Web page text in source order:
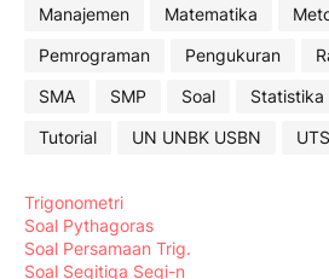
Manajemen
Matematika
Pemrograman
Pengukuran
SMA
SMP Soal Statistika
Tutorial
UN UNBK USBN
Trigonometri
Soal Pythagoras
Soal Persamaan Trig.
Soal Segitiga Segi-n